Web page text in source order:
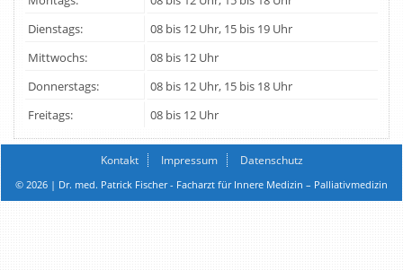
Dienstags:
08 bis 12 Uhr, 15 bis 19 Uhr
Mittwochs:
08 bis 12 Uhr
Donnerstags:
08 bis 12 Uhr, 15 bis 18 Uhr
Freitags:
08 bis 12 Uhr
Kontakt Impressum
Datenschutz
© 2026 | Dr. med. Patrick Fischer - Facharzt für Innere Medizin – Palliativmedizin